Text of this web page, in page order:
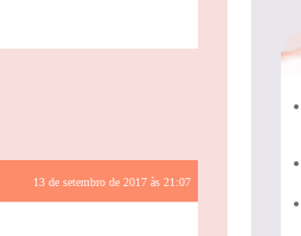
13 de setembro de 2017 às 21:07